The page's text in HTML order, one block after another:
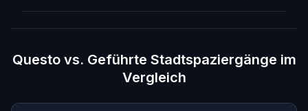
Questo vs. Geführte Stadtspaziergänge im
Vergleich